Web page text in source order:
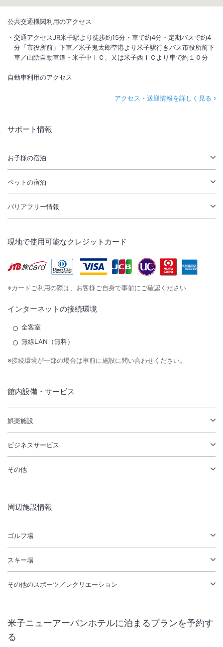
公共交通機関利用のアクセス
交通アクセスJR米子駅より徒歩約15分・車で約4分・定期バスで約4
分「市役所前」下車／米子鬼太郎空港より米子駅行きバス市役所前下
車／山陰自動車道・米子中ＩＣ、又は米子西ＩＣより車で約１０分
自動車利用のアクセス
アクセス・送迎情報を詳しく見る
サポート情報
お子様の宿泊
ペットの宿泊
バリアフリー情報
現地で使用可能なクレジットカード
※カードご利用の際は、お客様ご自身で事前にご確認ください
インターネットの接続環境
全客室
無線LAN（無料）
※接続環境が一部の場合は事前に施設に問い合わせください。
館内設備・サービス
娯楽施設
ビジネスサービス
その他
周辺施設情報
ゴルフ場
スキー場
その他のスポーツ／レクリエーション
米子ニューアーバンホテルに泊まるプランを予約す
る